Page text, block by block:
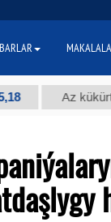
Az kükürtli